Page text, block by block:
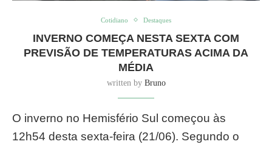
Cotidiano Destaques
INVERNO COMEÇA NESTA SEXTA COM
PREVISÃO DE TEMPERATURAS ACIMA DA
MÉDIA
written by Bruno
O inverno no Hemisfério Sul começou às
12h54 desta sexta-feira (21/06). Segundo o